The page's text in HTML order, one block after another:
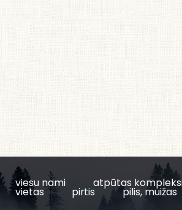
viesu nami atpūtas
vietas pirtis pilis, muižas